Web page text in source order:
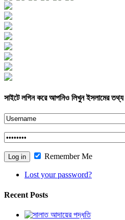
সাইটে লগিন করে আপনিও লিখুন ইসলামের তথ্য
Remember Me
Lost your password?
Recent Posts